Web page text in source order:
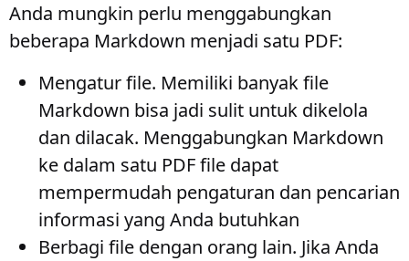
Anda mungkin perlu menggabungkan
beberapa Markdown menjadi satu PDF:
Mengatur file. Memiliki banyak file
Markdown bisa jadi sulit untuk dikelola
dan dilacak. Menggabungkan Markdown
ke dalam satu PDF file dapat
mempermudah pengaturan dan pencarian
informasi yang Anda butuhkan
Berbagi file dengan orang lain. Jika Anda